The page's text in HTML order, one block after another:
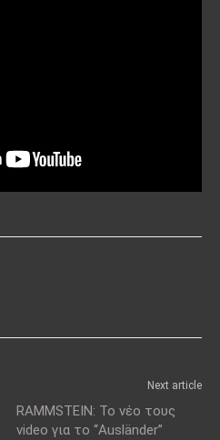
Next article
RAMMSTEIN: Το νέο τους
video για το “Ausländer”